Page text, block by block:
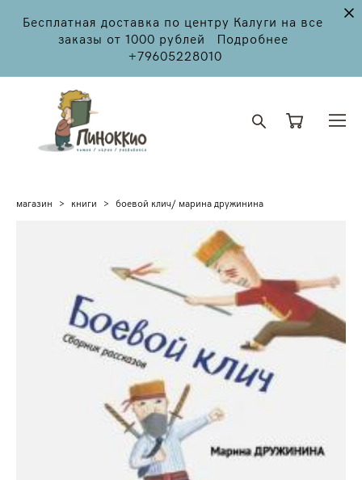
Бесплатная доставка по центру Калуги на все
заказы от 1000 рублей Подробнее
+79605228010
магазин > книги > боевой клич/ марина дружинина